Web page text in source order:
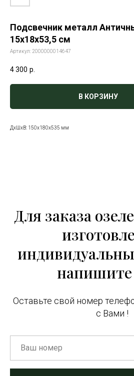
Подсвечник металл
15х18х53,5 см
Артикул: 2000000014647
4 300 р.
В КОРЗИНУ
ДxШxВ: 150x180x535 мм
Для заказа
Оставьте свой номер
с Вами !